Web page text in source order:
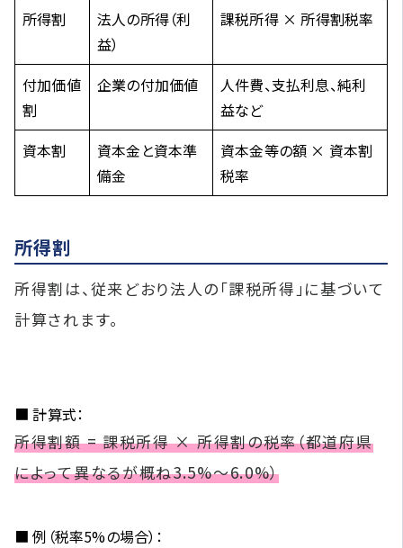
所得割
法人の所得（利
益）
課税所得 × 所得割税率
付加価値
割
企業の付加価値
人件費、支払利息、純利
益など
資本割
資本金と資本準
備金
資本金等の額 × 資本割
税率
所得割
所得割は、従来どおり法人の「課税所得」に基づいて
計算されます。
■ 計算式：
所得割額 = 課税所得 × 所得割の税率（都道府県
によって異なるが概ね3.5%〜6.0%）
■ 例（税率5%の場合）：